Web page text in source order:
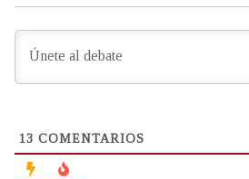
13 COMENTARIOS